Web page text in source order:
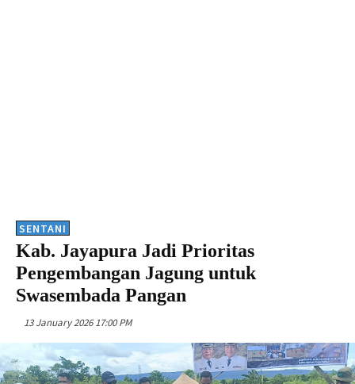
SENTANI
Kab. Jayapura Jadi Prioritas
Pengembangan Jagung untuk
Swasembada Pangan
13 January 2026 17:00 PM